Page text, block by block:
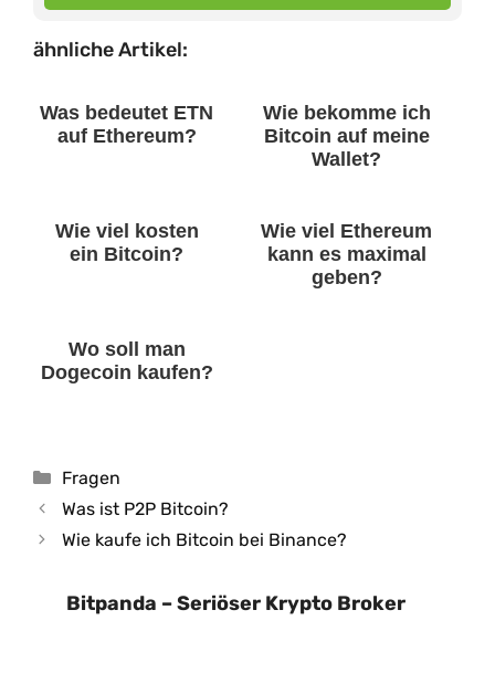
ähnliche Artikel:
Was bedeutet ETN
auf Ethereum?
Wie bekomme ich
Bitcoin auf meine
Wallet?
Wie viel kosten
ein Bitcoin?
Wie viel Ethereum
kann es maximal
geben?
Wo soll man
Dogecoin kaufen?
Kategorien
Fragen
Was ist P2P Bitcoin?
Wie kaufe ich Bitcoin bei Binance?
Bitpanda – Seriöser Krypto Broker